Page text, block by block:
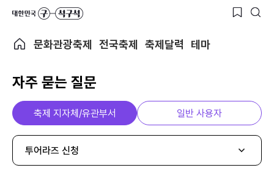
문화관광축제 전국축제 축제달력 테마
자주 묻는 질문
축제 지자체/유관부서 일반 사용자
투어라즈 신청